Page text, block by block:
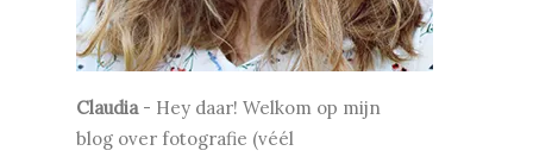
Claudia- Hey daar! Welkom op mijn
blog over fotografie (véél